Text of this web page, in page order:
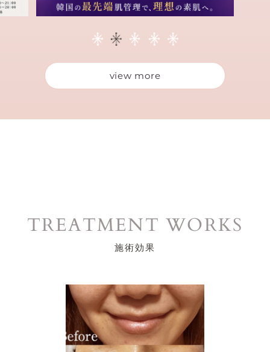
view more
TREATMENT WORKS
施術効果